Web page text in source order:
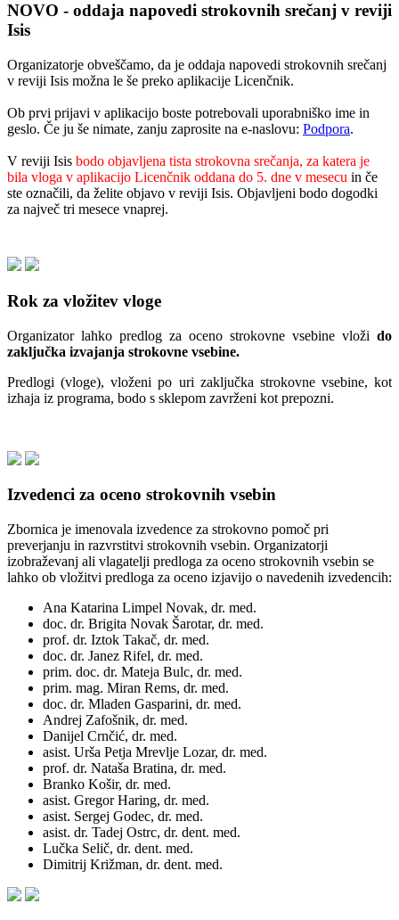
NOVO - oddaja napovedi strokovnih srečanj v reviji
Isis
Organizatorje obveščamo, da je oddaja napovedi strokovnih srečanj
v reviji Isis možna le še preko aplikacije Licenčnik.
Ob prvi prijavi v aplikacijo boste potrebovali uporabniško ime in
geslo. Če ju še nimate, zanju zaprosite na e-naslovu: Podpora.
V reviji Isis bodo objavljena tista strokovna srečanja, za katera je
bila vloga v aplikacijo Licenčnik oddana do 5. dne v mesecu in če
ste označili, da želite objavo v reviji Isis. Objavljeni bodo dogodki
za največ tri mesece vnaprej.
Rok za vložitev vloge
Organizator lahko predlog za oceno strokovne vsebine vloži do
zaključka izvajanja strokovne vsebine.
Predlogi (vloge), vloženi po uri zaključka strokovne vsebine, kot
izhaja iz programa, bodo s sklepom zavrženi kot prepozni.
Izvedenci za oceno strokovnih vsebin
Zbornica je imenovala izvedence za strokovno pomoč pri
preverjanju in razvrstitvi strokovnih vsebin. Organizatorji
izobraževanj ali vlagatelji predloga za oceno strokovnih vsebin se
lahko ob vložitvi predloga za oceno izjavijo o navedenih izvedencih:
Ana Katarina Limpel Novak, dr. med.
doc. dr. Brigita Novak Šarotar, dr. med.
prof. dr. Iztok Takač, dr. med.
doc. dr. Janez Rifel, dr. med.
prim. doc. dr. Mateja Bulc, dr. med.
prim. mag. Miran Rems, dr. med.
doc. dr. Mladen Gasparini, dr. med.
Andrej Zafošnik, dr. med.
Danijel Crnčić, dr. med.
asist. Urša Petja Mrevlje Lozar, dr. med.
prof. dr. Nataša Bratina, dr. med.
Branko Košir, dr. med.
asist. Gregor Haring, dr. med.
asist. Sergej Godec, dr. med.
asist. dr. Tadej Ostrc, dr. dent. med.
Lučka Selič, dr. dent. med.
Dimitrij Križman, dr. dent. med.